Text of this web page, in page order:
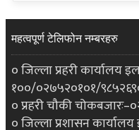
महत्वपूर्ण टेलिफोन नम्बरहरु
० जिल्ला प्रहरी कार्यालय
१००/०२७५२०१०१/
० प्रहरी चौकी
० जिल्ला प्रशासन